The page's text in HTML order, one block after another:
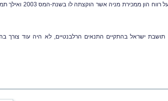
פטוֹר ממס לתושב-
תושבת ישראל בהתקיים התנאים הרלבנטיים, לא היה עוד צורך